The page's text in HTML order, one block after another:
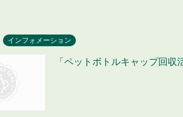
インフォメーション
「ペットボトルキャップ回